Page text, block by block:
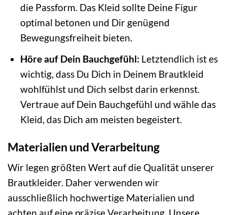
die Passform. Das Kleid sollte Deine Figur
optimal betonen und Dir genügend
Bewegungsfreiheit bieten.
Höre auf Dein Bauchgefühl: Letztendlich ist es
wichtig, dass Du Dich in Deinem Brautkleid
wohlfühlst und Dich selbst darin erkennst.
Vertraue auf Dein Bauchgefühl und wähle das
Kleid, das Dich am meisten begeistert.
Materialien und Verarbeitung
Wir legen größten Wert auf die Qualität unserer
Brautkleider. Daher verwenden wir
ausschließlich hochwertige Materialien und